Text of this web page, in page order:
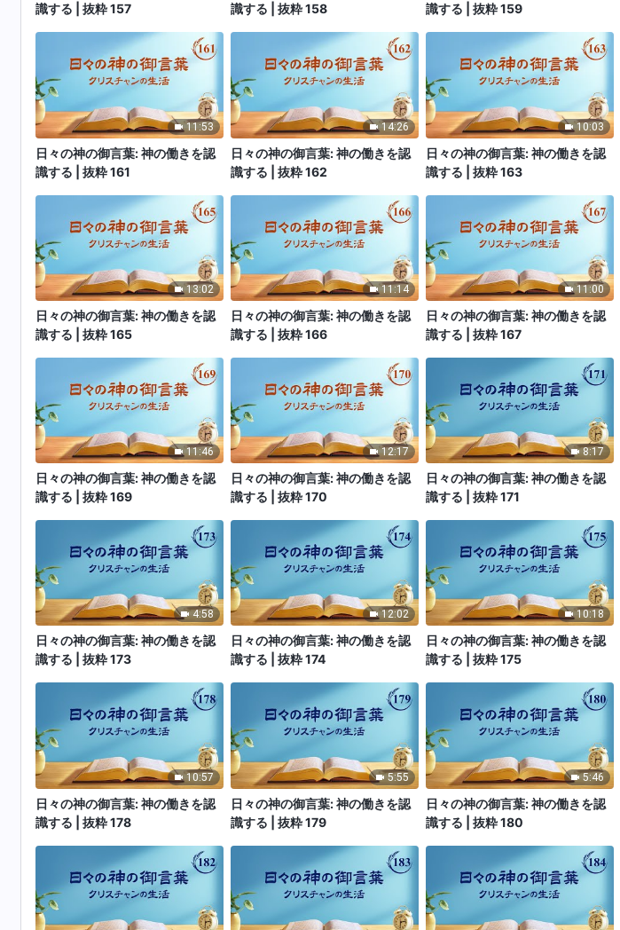
識する | 抜粋 157
識する | 抜粋 158
識する | 抜粋 159
11:53
日々の神の御言葉: 神の働きを認
識する | 抜粋 161
14:26
日々の神の御言葉: 神の働きを認
識する | 抜粋 162
10:03
日々の神の御言葉: 神の働きを認
識する | 抜粋 163
13:02
日々の神の御言葉: 神の働きを認
識する | 抜粋 165
11:14
日々の神の御言葉: 神の働きを認
識する | 抜粋 166
11:00
日々の神の御言葉: 神の働きを認
識する | 抜粋 167
11:46
日々の神の御言葉: 神の働きを認
識する | 抜粋 169
12:17
日々の神の御言葉: 神の働きを認
識する | 抜粋 170
8:17
日々の神の御言葉: 神の働きを認
識する | 抜粋 171
4:58
日々の神の御言葉: 神の働きを認
識する | 抜粋 173
12:02
日々の神の御言葉: 神の働きを認
識する | 抜粋 174
10:18
日々の神の御言葉: 神の働きを認
識する | 抜粋 175
10:57
日々の神の御言葉: 神の働きを認
識する | 抜粋 178
5:55
日々の神の御言葉: 神の働きを認
識する | 抜粋 179
5:46
日々の神の御言葉: 神の働きを認
識する | 抜粋 180